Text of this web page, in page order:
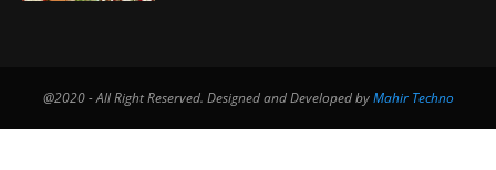
@2020 - All Right Reserved. Designed and Developed byMahir Techno